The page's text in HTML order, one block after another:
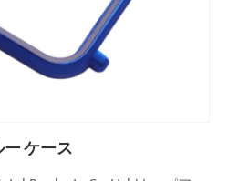
ケース